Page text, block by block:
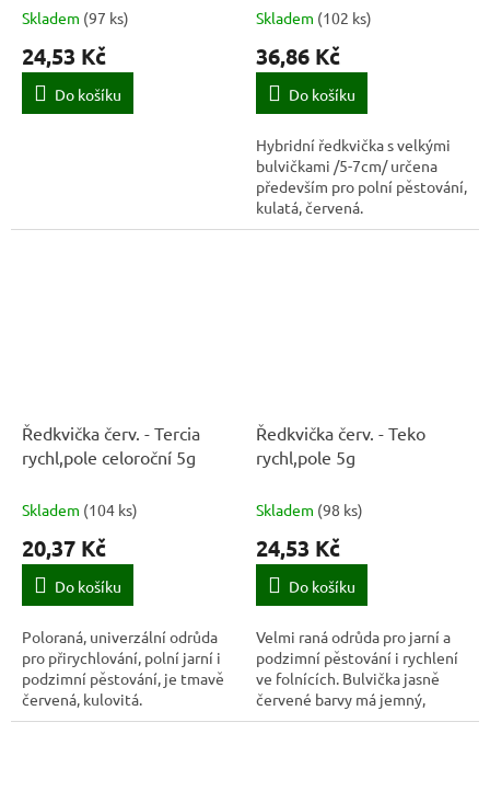
Skladem (97 ks)
24,53 Kč
Do košíku
Skladem (102 ks)
36,86 Kč
Do košíku
Hybridní ředkvička s velkými
bulvičkami /5-7cm/ určena
především pro polní pěstování,
kulatá, červená.
Ředkvička červ. - Tercia
rychl,pole celoroční 5g
Skladem (104 ks)
20,37 Kč
Do košíku
Poloraná, univerzální odrůda
pro přirychlování, polní jarní i
podzimní pěstování, je tmavě
červená, kulovitá.
Ředkvička červ. - Teko
rychl,pole 5g
Skladem (98 ks)
24,53 Kč
Do košíku
Velmi raná odrůda pro jarní a
podzimní pěstování i rychlení
ve folnících. Bulvička jasně
červené barvy má jemný,
nitkovitý kořen a bílou